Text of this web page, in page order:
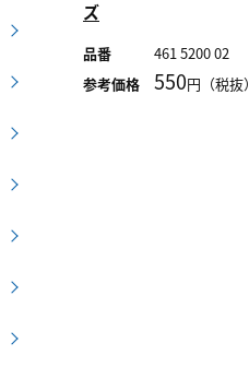
ズ
品番
461 5200 02
参考価格
550円（税抜）